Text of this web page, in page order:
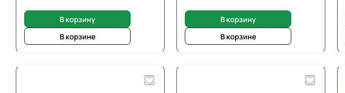
В корзину
В корзине
В корзину
В корзине